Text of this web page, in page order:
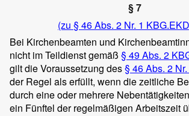
§ 7
(zu § 46 Abs. 2 Nr. 1
Bei Kirchenbeamten und
nicht im Teildienst gemäß § 49Abs. 2
gilt die Voraussetzung des§ 46 Abs. 2
der Regel als erfüllt, wenn die zeitliche
durch eine oder mehrere
ein Fünftel der regelmäßigen Arbeitszeit